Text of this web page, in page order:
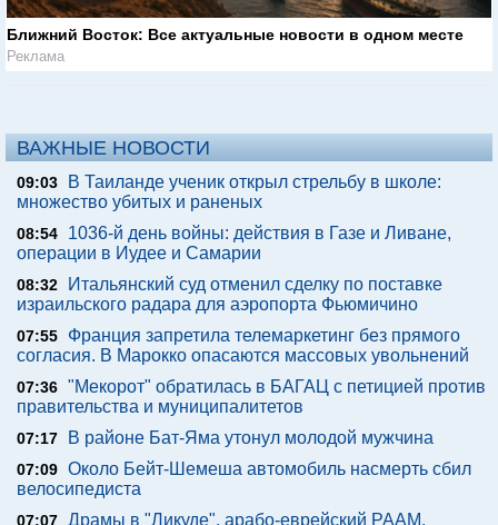
Ближний Восток: Все актуальные новости в одном месте
Реклама
ВАЖНЫЕ НОВОСТИ
09:03
В Таиланде ученик открыл стрельбу в школе:
множество убитых и раненых
08:54
1036-й день войны: действия в Газе и Ливане,
операции в Иудее и Самарии
08:32
Итальянский суд отменил сделку по поставке
израильского радара для аэропорта Фьюмичино
07:55
Франция запретила телемаркетинг без прямого
согласия. В Марокко опасаются массовых увольнений
07:36 "Мекорот" обратилась в БАГАЦ с петицией против
правительства и муниципалитетов
07:17 В районе Бат-Яма утонул молодой мужчина
07:09 Около Бейт-Шемеша автомобиль насмерть сбил
велосипедиста
07:07 Драмы в "Ликуде", арабо-еврейский РААМ,